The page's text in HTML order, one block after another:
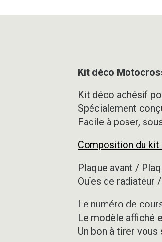
Kit déco
Kit déco adhésif
Spécialement
Facile à poser,
Composition du
Plaque avant /
Ouïes de radiateur
Le numéro de
Le modèle affiché
Un bon à tirer vous